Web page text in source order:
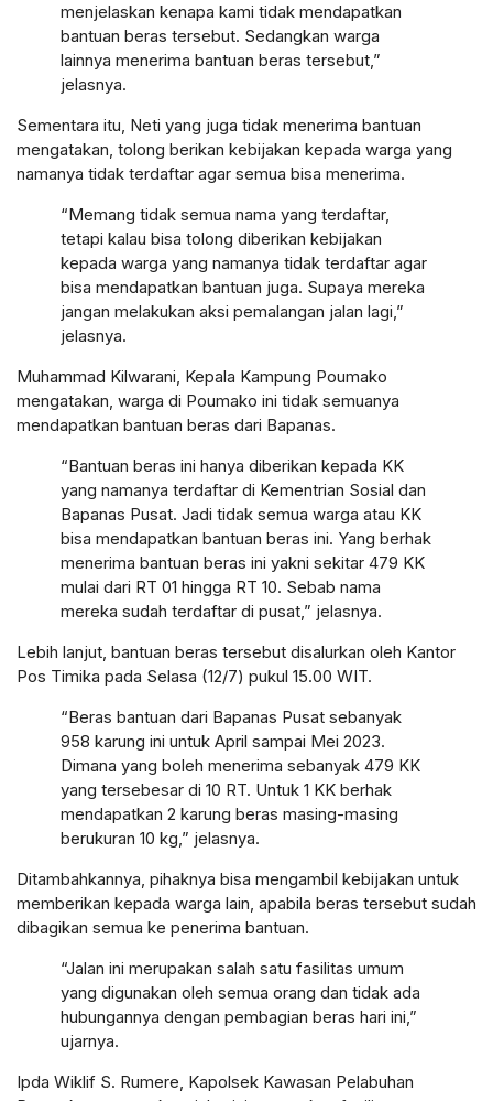
menjelaskan kenapa kami tidak mendapatkan
bantuan beras tersebut. Sedangkan warga
lainnya menerima bantuan beras tersebut,”
jelasnya.
Sementara itu, Neti yang juga tidak menerima bantuan
mengatakan, tolong berikan kebijakan kepada warga yang
namanya tidak terdaftar agar semua bisa menerima.
“Memang tidak semua nama yang terdaftar,
tetapi kalau bisa tolong diberikan kebijakan
kepada warga yang namanya tidak terdaftar agar
bisa mendapatkan bantuan juga. Supaya mereka
jangan melakukan aksi pemalangan jalan lagi,”
jelasnya.
Muhammad Kilwarani, Kepala Kampung Poumako
mengatakan, warga di Poumako ini tidak semuanya
mendapatkan bantuan beras dari Bapanas.
“Bantuan beras ini hanya diberikan kepada KK
yang namanya terdaftar di Kementrian Sosial dan
Bapanas Pusat. Jadi tidak semua warga atau KK
bisa mendapatkan bantuan beras ini. Yang berhak
menerima bantuan beras ini yakni sekitar 479 KK
mulai dari RT 01 hingga RT 10. Sebab nama
mereka sudah terdaftar di pusat,” jelasnya.
Lebih lanjut, bantuan beras tersebut disalurkan oleh Kantor
Pos Timika pada Selasa (12/7) pukul 15.00 WIT.
“Beras bantuan dari Bapanas Pusat sebanyak
958 karung ini untuk April sampai Mei 2023.
Dimana yang boleh menerima sebanyak 479 KK
yang tersebesar di 10 RT. Untuk 1 KK berhak
mendapatkan 2 karung beras masing-masing
berukuran 10 kg,” jelasnya.
Ditambahkannya, pihaknya bisa mengambil kebijakan untuk
memberikan kepada warga lain, apabila beras tersebut sudah
dibagikan semua ke penerima bantuan.
“Jalan ini merupakan salah satu fasilitas umum
yang digunakan oleh semua orang dan tidak ada
hubungannya dengan pembagian beras hari ini,”
ujarnya.
Ipda Wiklif S. Rumere, Kapolsek Kawasan Pelabuhan